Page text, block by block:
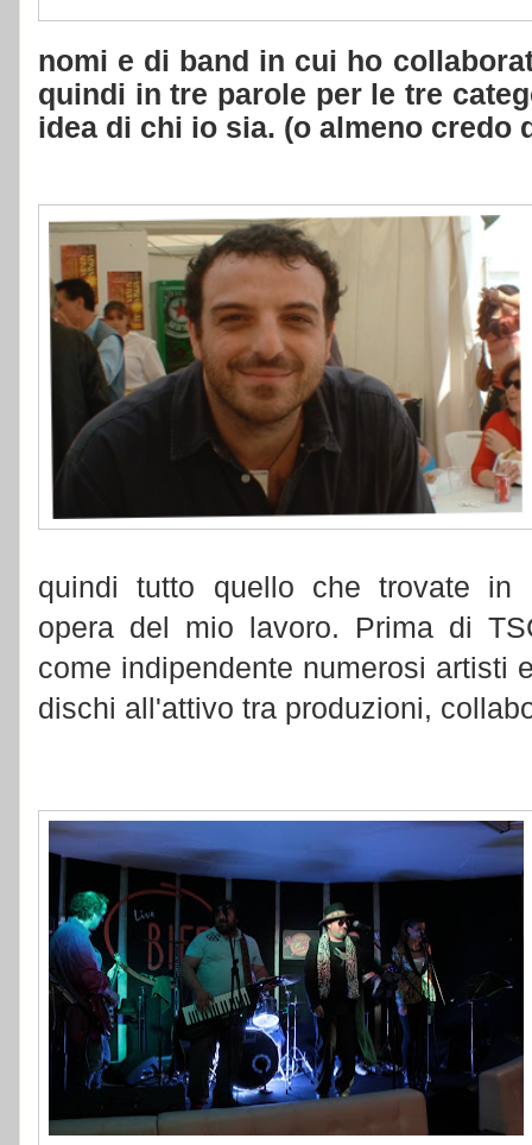
nomi e di band in cui ho
quindi in tre parole per le tre
idea di chi io sia. (o almeno credo
quindi tutto quello che trovate in
opera del mio lavoro. Prima di
come indipendente numerosi artisti
dischi all'attivo tra produzioni,